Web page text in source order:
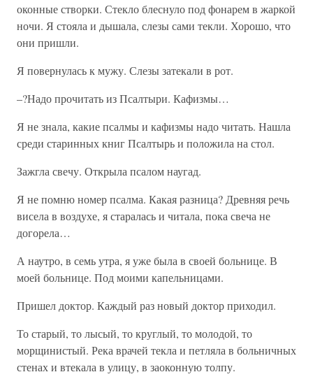
оконные створки. Стекло блеснуло под фонарем в жаркой
ночи. Я стояла и дышала, слезы сами текли. Хорошо, что
они пришли.
Я повернулась к мужу. Слезы затекали в рот.
–?Надо прочитать из Псалтыри. Кафизмы…
Я не знала, какие псалмы и кафизмы надо читать. Нашла
среди старинных книг Псалтырь и положила на стол.
Зажгла свечу. Открыла псалом наугад.
Я не помню номер псалма. Какая разница? Древняя речь
висела в воздухе, я старалась и читала, пока свеча не
догорела…
А наутро, в семь утра, я уже была в своей больнице. В
моей больнице. Под моими капельницами.
Пришел доктор. Каждый раз новый доктор приходил.
То старый, то лысый, то круглый, то молодой, то
морщинистый. Река врачей текла и петляла в больничных
стенах и втекала в улицу, в заоконную толпу.